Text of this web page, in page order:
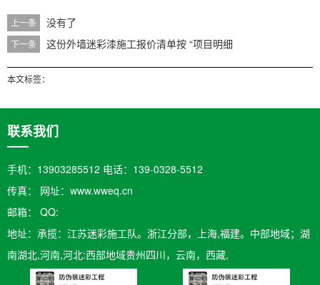
上一条 没有了
下一条 这份外墙迷彩漆施工报价清单按 “项目明细
本文标签：
联系我们
手机：13903285512 电话：139-0328-5512
传真： 网址：www.wweq.cn
邮箱：​ QQ:
地址：承揽：江苏迷彩施工队。浙江分部，上海,福建。中部地域；湖
南湖北,河南,河北:西部地域贵州四川，云南，西藏,